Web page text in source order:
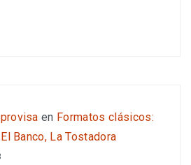
en Formatos clásicos:
Banco, La Tostadora